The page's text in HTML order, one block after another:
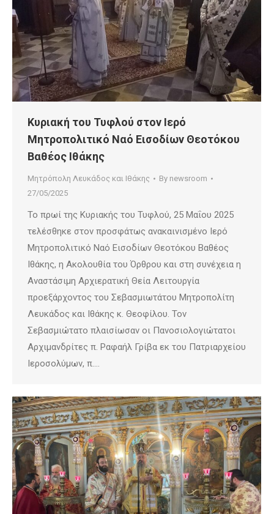
Κυριακή του Τυφλού στον Ιερό
Μητροπολιτικό Ναό Εισοδίων Θεοτόκου
Βαθέος Ιθάκης
Μητρόπολη Λευκάδος και Ιθάκης By newsroom
27/05/2025
Το πρωί της Κυριακής του Τυφλού, 25 Μαΐου 2025
τελέσθηκε στον προσφάτως ανακαινισμένο Ιερό
Μητροπολιτικό Ναό Εισοδίων Θεοτόκου Βαθέος
Ιθάκης, η Ακολουθία του Όρθρου και στη συνέχεια η
Αναστάσιμη Αρχιερατική Θεία Λειτουργία
προεξάρχοντος του Σεβασμιωτάτου Μητροπολίτη
Λευκάδος και Ιθάκης κ. Θεοφίλου. Τον
Σεβασμιώτατο πλαισίωσαν οι Πανοσιολογιώτατοι
Αρχιμανδρίτες π. Ραφαήλ Γρίβα εκ του Πατριαρχείου
Ιεροσολύμων, π.…